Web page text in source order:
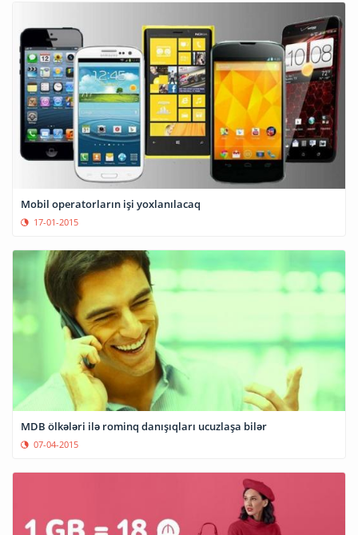
Mobil operatorların işi yoxlanılacaq
17-01-2015
MDB ölkələri ilə rominq danışıqları ucuzlaşa bilər
07-04-2015